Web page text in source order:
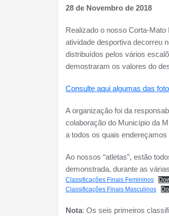
28 de Novembro de 2018
Realizado o nosso Corta-
atividade desportiva decorreu
distribuídos pelos vários
demostraram os valores do
Consulte aqui algumas das
A organização foi da
colaboração do Município da
a todos os quais
Ao nossos “atletas”, estão
demonstrada, durante as
Classificações Finais Femininos
Classificações Finais Masculinos
Nota: Os seis primeiros